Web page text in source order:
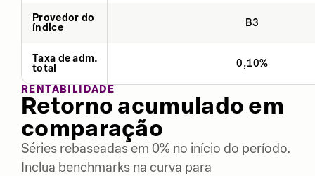
Provedor do
índice
B3
Taxa de adm.
total
0,10%
RENTABILIDADE
Retorno acumulado em
comparação
Séries rebaseadas em 0% no início do período.
Inclua benchmarks na curva para